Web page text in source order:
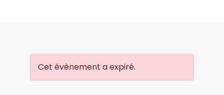
Cet évènement a expiré.